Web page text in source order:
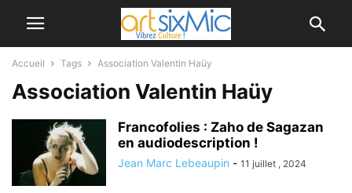
Accueil Tags Association Valentin Haüy
Association Valentin Haüy
Francofolies : Zaho de Sagazan
en audiodescription !
Jean Marc Lebeaupin - 11 juillet , 2024